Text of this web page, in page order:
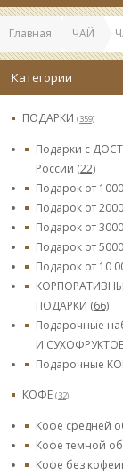
Главная ЧАЙ
Категории
ПОДАРКИ (359)
Подарки с
России (22)
Подарок от
Подарок от
Подарок от
Подарок от
Подарок от 10
ПОДАРКИ (66)
Подарочные
И
Подарочные
КОФЕ (32)
Кофе средней
Кофе темной
Кофе без